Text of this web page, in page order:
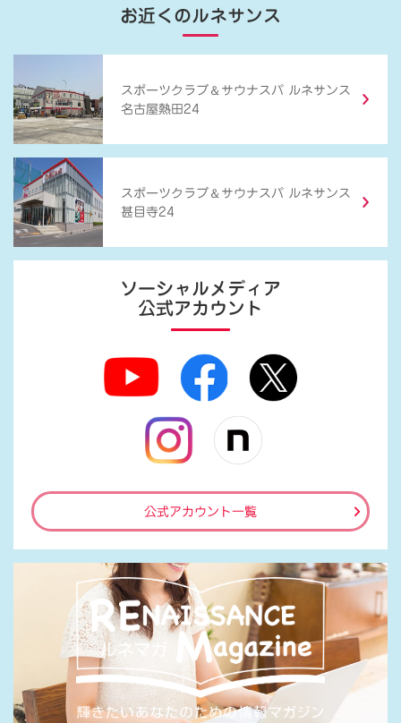
お近くのルネサンス
スポーツクラブ ＆ サウナスパ ルネサンス
名古屋熱田24
スポーツクラブ ＆ サウナスパ ルネサンス
甚目寺24
ソーシャルメディア
公式アカウント
公式アカウント一覧